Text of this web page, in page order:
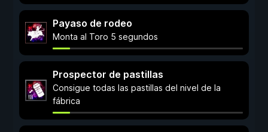
Payaso de rodeo
Monta al Toro 5 segundos
Prospector de pastillas
Consigue todas las pastillas del nivel de la
fábrica